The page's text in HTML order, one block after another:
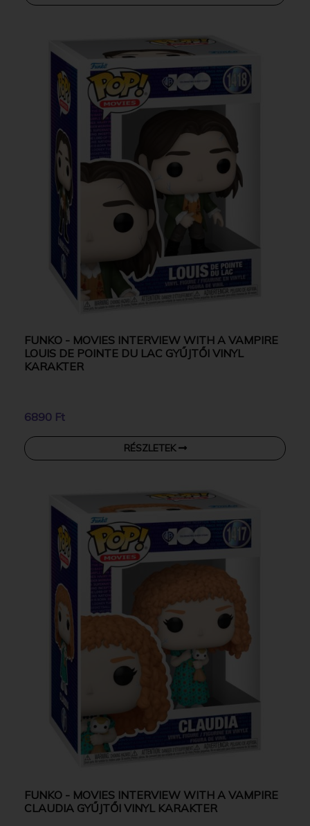
FUNKO - MOVIES INTERVIEW WITH A VAMPIRE
LOUIS DE POINTE DU LAC GYŰJTŐI VINYL
KARAKTER
6890 Ft
RÉSZLETEK
FUNKO - MOVIES INTERVIEW WITH A VAMPIRE
CLAUDIA GYŰJTŐI VINYL KARAKTER